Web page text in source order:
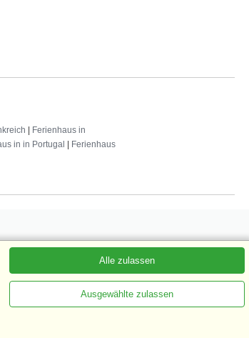
Ferienhaus in
in in Portugal
Ferienhaus
Alle zulassen
Ausgewählte zulassen